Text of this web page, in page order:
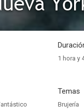
1 hora y
Temas
Brujería